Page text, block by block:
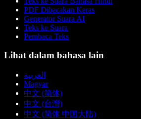
PDF Dibacakan Keras
Generator Suara AI
Teks ke Suara
Pembaca Teks
Lihat dalam bahasa lain
العربية
Magyar
中文 (简体)
中文 (台灣)
中文 (简体 中国大陆)